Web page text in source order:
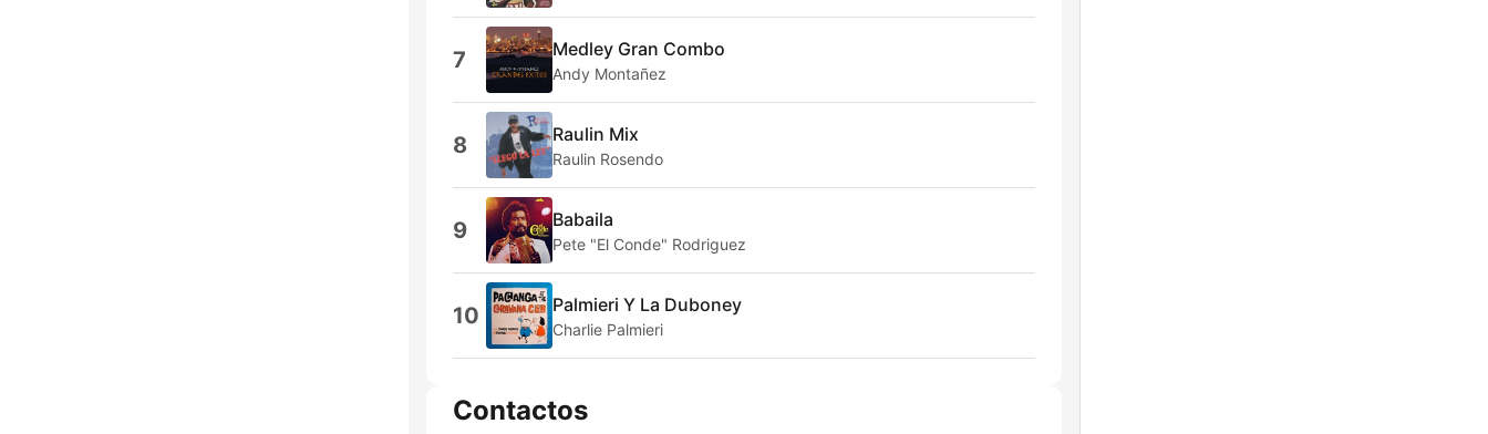
7 Medley Gran Combo
Andy Montañez
8 Raulin Mix
Raulin Rosendo
9 Babaila
Pete "El Conde" Rodriguez
10 Palmieri Y La Duboney
Charlie Palmieri
Contactos